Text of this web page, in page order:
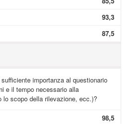
93,3
87,5
importanza al questionario
e il tempo necessario alla
lo scopo della rilevazione, ecc.)?
98,5